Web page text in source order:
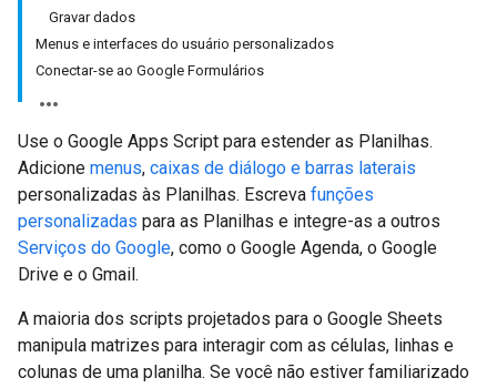
Gravar dados
Menus e interfaces do usuário personalizados
Conectar-se ao Google Formulários
Use o Google Apps Script para estender as Planilhas.
Adicione menus, caixas de diálogo e barras laterais
personalizadas às Planilhas. Escreva funções
personalizadas para as Planilhas e integre-as a outros
Serviços do Google, como o Google Agenda, o Google
Drive e o Gmail.
A maioria dos scripts projetados para o Google Sheets
manipula matrizes para interagir com as células, linhas e
colunas de uma planilha. Se você não estiver familiarizado